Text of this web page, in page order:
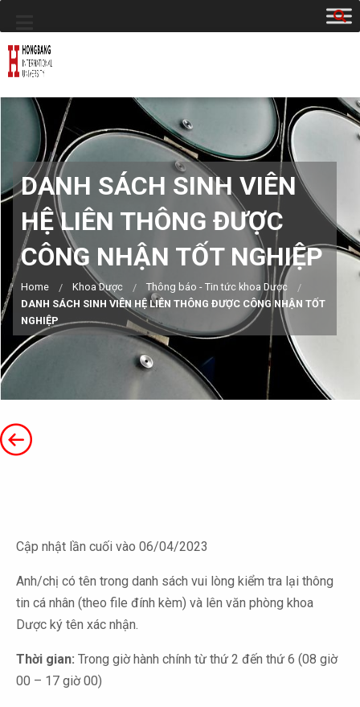
DANH SÁCH SINH VIÊN
HỆ LIÊN THÔNG ĐƯỢC
CÔNG NHẬN TỐT NGHIỆP
Home Khoa Dược
Thông báo - Tin tức khoa Dược
DANH SÁCH SINH VIÊN HỆ LIÊN THÔNG ĐƯỢC CÔNG NHẬN TỐT
NGHIỆP
Cập nhật lần cuối vào 06/04/2023
Anh/chị có tên trong danh sách vui lòng kiểm tra lại thông
tin cá nhân (theo file đính kèm) và lên văn phòng khoa
Dược ký tên xác nhận.
Thời gian: Trong giờ hành chính từ thứ 2 đến thứ 6 (08 giờ
00 – 17 giờ 00)